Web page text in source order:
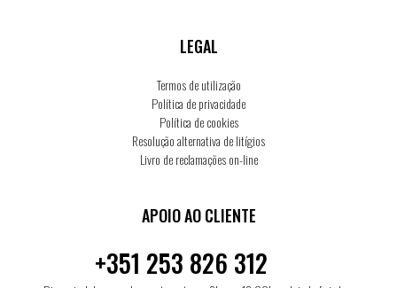
LEGAL
Termos de utilização
Política de privacidade
Política de cookies
Resolução alternativa de litígios
Livro de reclamações on-line
APOIO AO CLIENTE
+351 253 826 312